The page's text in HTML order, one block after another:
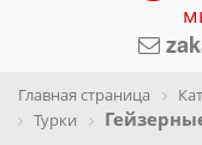
Главная страница
Турки